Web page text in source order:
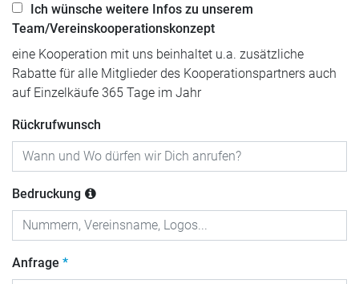
Ich wünsche weitere Infos zu unserem
Team/Vereinskooperationskonzept
eine Kooperation mit uns beinhaltet u.a. zusätzliche
Rabatte für alle Mitglieder des Kooperationspartners auch
auf Einzelkäufe 365 Tage im Jahr
Rückrufwunsch
Bedruckung
Anfrage